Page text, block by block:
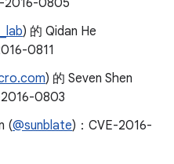
2016-0805
) 的 Qidan He
0811
) 的 Seven Shen
0803
(@sunblate)：CVE-2016-